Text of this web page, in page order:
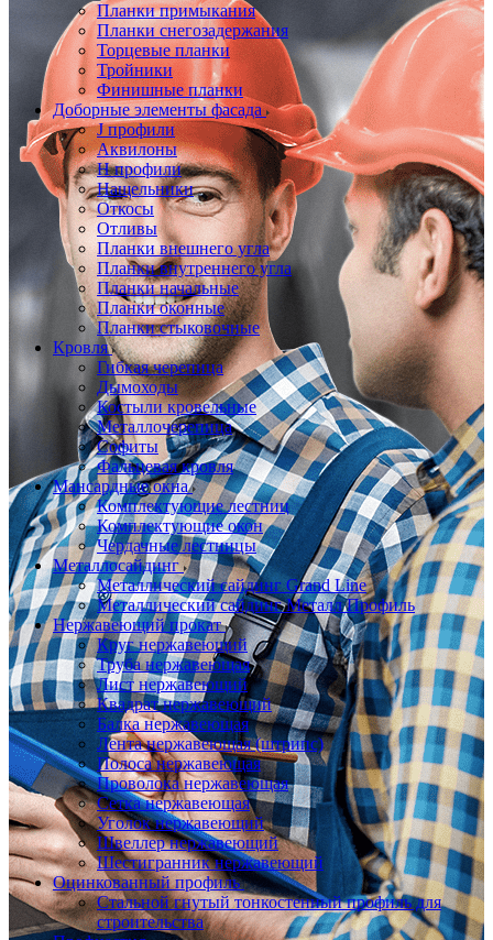
Планки примыкания
Планки снегозадержания
Торцевые планки
Тройники
Финишные планки
Доборные элементы фасада
J профили
Аквилоны
Н профили
Нащельники
Откосы
Отливы
Планки внешнего угла
Планки внутреннего угла
Планки начальные
Планки оконные
Планки стыковочные
Кровля
Гибкая черепица
Дымоходы
Костыли кровельные
Металлочерепица
Софиты
Фальцевая кровля
Мансардные окна
Комплектующие лестниц
Комплектующие окон
Чердачные лестницы
Металлосайдинг
Металлический сайдинг Grand Line
Металлический сайдинг Металл Профиль
Нержавеющий прокат
Круг нержавеющий
Труба нержавеющая
Лист нержавеющий
Квадрат нержавеющий
Балка нержавеющая
Лента нержавеющая (штрипс)
Полоса нержавеющая
Проволока нержавеющая
Сетка нержавеющая
Уголок нержавеющий
Швеллер нержавеющий
Шестигранник нержавеющий
Оцинкованный профиль
Стальной гнутый тонкостенный профиль для
строительства